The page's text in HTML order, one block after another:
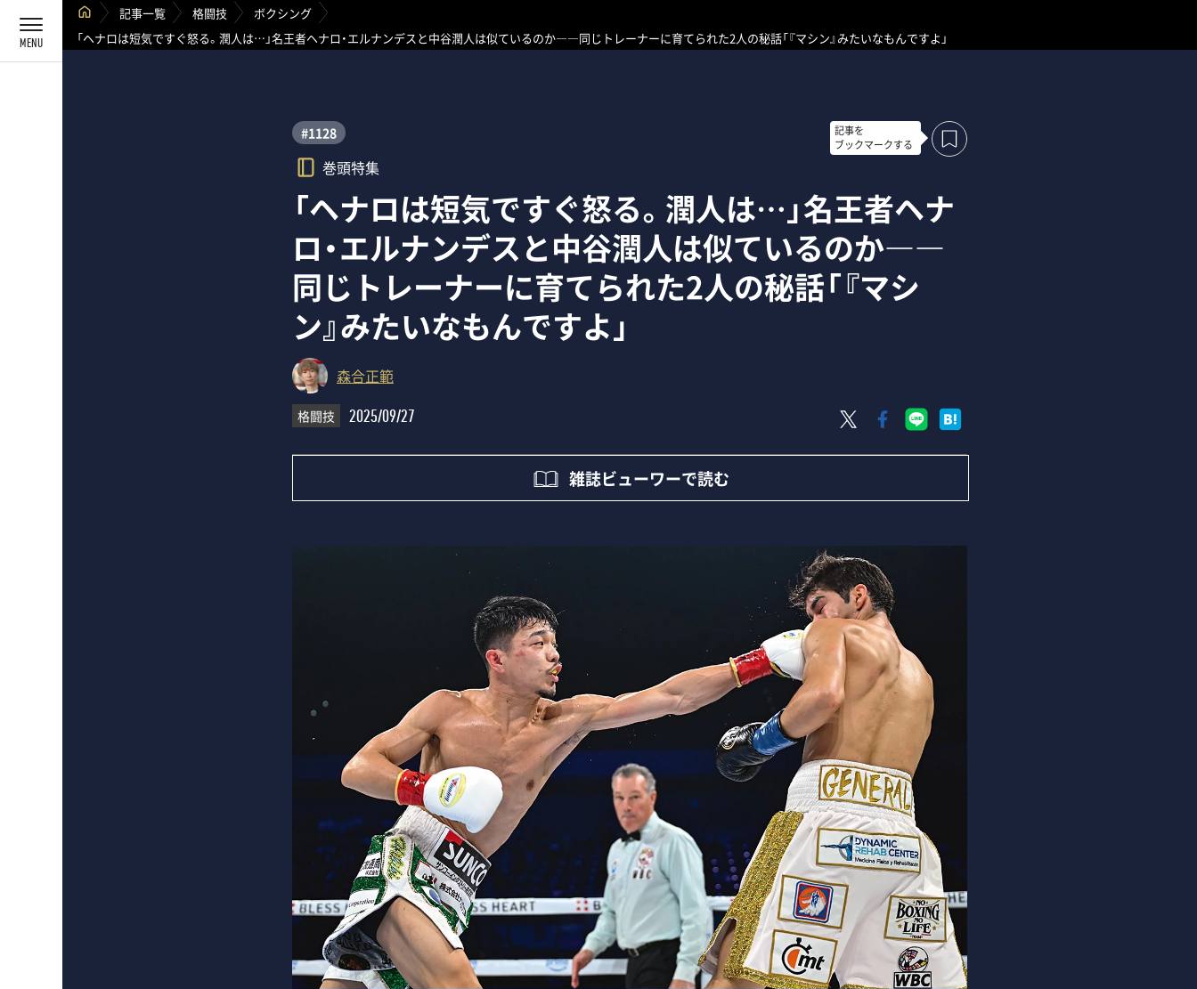
記事一覧 格闘技
ボクシング
「ヘナロは短気ですぐ怒る。潤人は…」名王者ヘナロ・エルナンデスと中谷潤人は似ているのか――同じトレーナーに育てられた2人の秘話「『マシン』みたいなもんですよ」
#1128
巻頭特集
記事を
ブックマークする
「ヘナロは短気ですぐ怒る。潤人は…」名王者ヘナ
ロ・エルナンデスと中谷潤人は似ているのか――
同じトレーナーに育てられた2人の秘話「『マシ
ン』みたいなもんですよ」
森合正範
格闘技 2025/09/27
雑誌ビューワーで読む